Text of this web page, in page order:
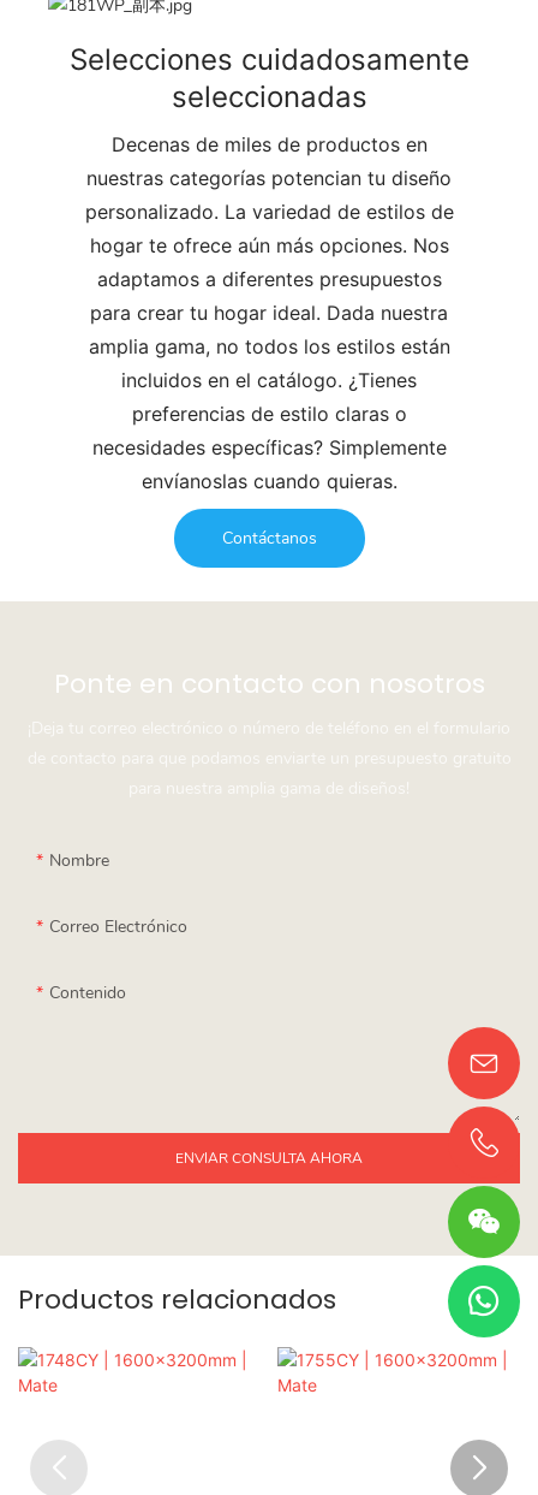
Selecciones cuidadosamente
seleccionadas
Decenas de miles de productos en
nuestras categorías potencian tu diseño
personalizado. La variedad de estilos de
hogar te ofrece aún más opciones. Nos
adaptamos a diferentes presupuestos
para crear tu hogar ideal. Dada nuestra
amplia gama, no todos los estilos están
incluidos en el catálogo. ¿Tienes
preferencias de estilo claras o
necesidades específicas? Simplemente
envíanoslas cuando quieras.
Contáctanos
Ponte en contacto con nosotros
¡Deja tu correo electrónico o número de teléfono en el formulario
de contacto para que podamos enviarte un presupuesto gratuito
para nuestra amplia gama de diseños!
Nombre
Correo Electrónico
Contenido
ENVIAR CONSULTA AHORA
Productos relacionados